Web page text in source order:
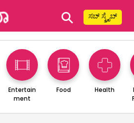
⚲ ಸಬ್ ಸ್ಕ್ರೈಬ್
Entertain
ment
Food Health